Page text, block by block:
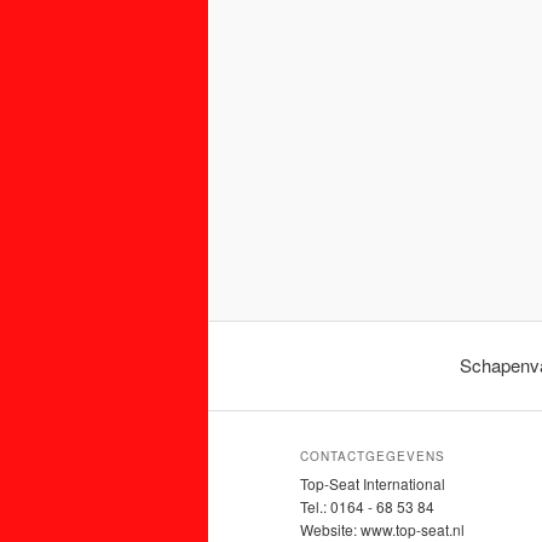
CONTACTGEGEVENS
Top-Seat International
Tel.: 0164 - 68 53 84
Website: www.top-seat.nl